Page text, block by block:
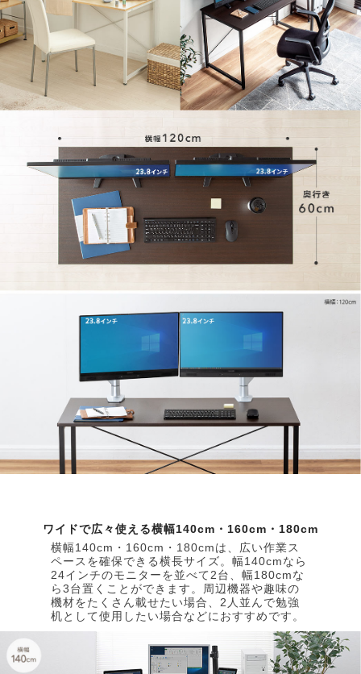
ワイドで広々使える横幅140cm・160cm・180cm
横幅140cm・160cm・180cmは、広い作業ス
ペースを確保できる横長サイズ。幅140cmなら
24インチのモニターを並べて2台、幅180cmな
ら3台置くことができます。周辺機器や趣味の
機材をたくさん載せたい場合、2人並んで勉強
机として使用したい場合などにおすすめです。